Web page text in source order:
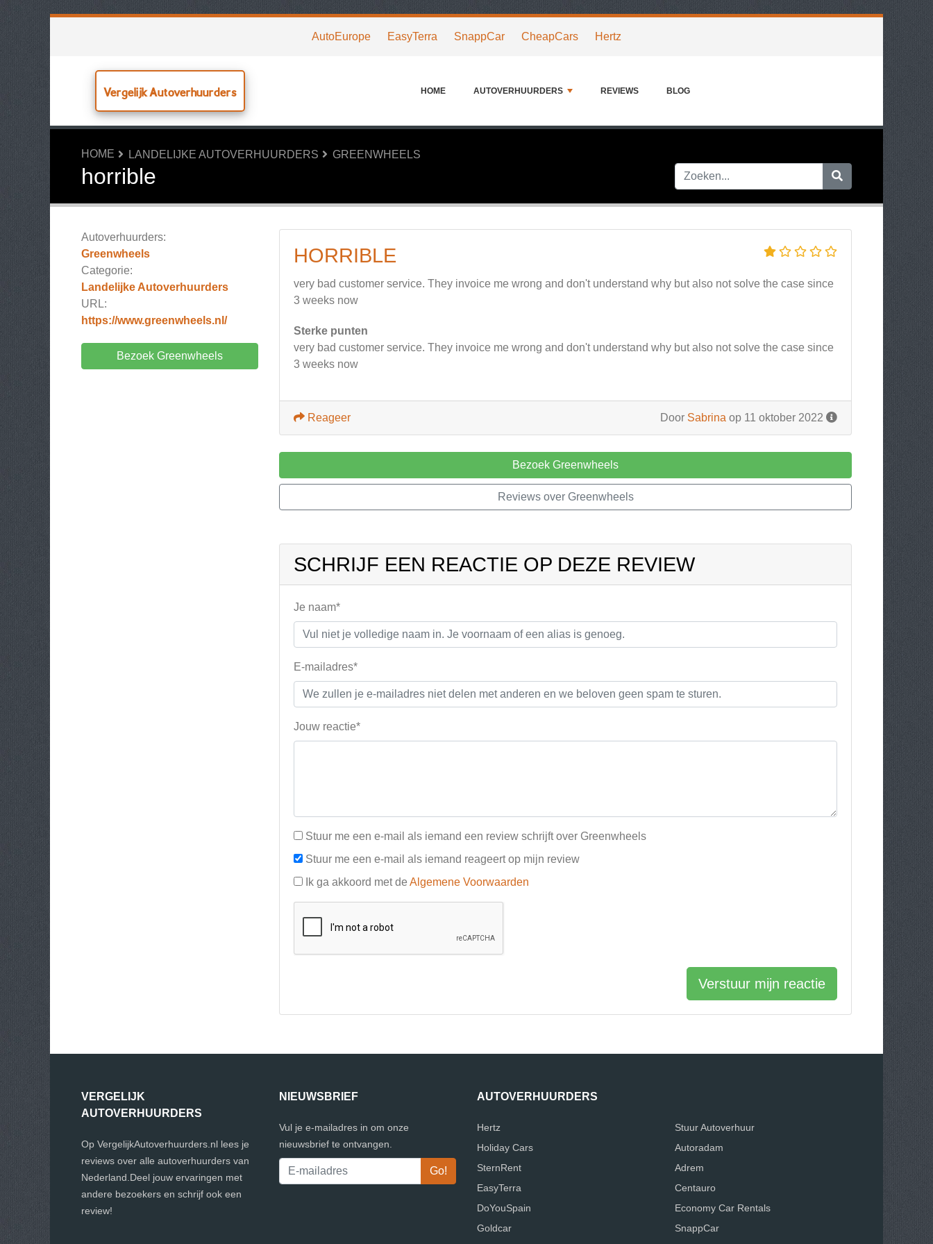
AutoEurope EasyTerra SnappCar CheapCars Hertz
Vergelijk Autoverhuurders HOME AUTOVERHUURDERS REVIEWS BLOG
HOME LANDELIJKE AUTOVERHUURDERS GREENWHEELS
horrible
Autoverhuurders:
Greenwheels
Categorie:
Landelijke Autoverhuurders
URL:
https://www.greenwheels.nl/
Bezoek Greenwheels
HORRIBLE
very bad customer service. They invoice me wrong and don't understand why but also not solve the case since
3 weeks now
Sterke punten
very bad customer service. They invoice me wrong and don't understand why but also not solve the case since
3 weeks now
Door Sabrina op 11 oktober 2022
Reageer
Bezoek Greenwheels
Reviews over Greenwheels
SCHRIJF EEN REACTIE OP DEZE REVIEW
Je naam*
E-mailadres*
Jouw reactie*
Stuur me een e-mail als iemand een review schrijft over Greenwheels
Stuur me een e-mail als iemand reageert op mijn review
Ik ga akkoord met de Algemene Voorwaarden
Verstuur mijn reactie
VERGELIJK
AUTOVERHUURDERS
Op VergelijkAutoverhuurders.nl lees je
reviews over alle autoverhuurders van
Nederland.Deel jouw ervaringen met
andere bezoekers en schrijf ook een
review!
NIEUWSBRIEF
Vul je e-mailadres in om onze
nieuwsbrief te ontvangen.
AUTOVERHUURDERS
Hertz
Holiday Cars
SternRent
EasyTerra
DoYouSpain
Goldcar
Stuur Autoverhuur
Autoradam
Adrem
Centauro
Economy Car Rentals
SnappCar